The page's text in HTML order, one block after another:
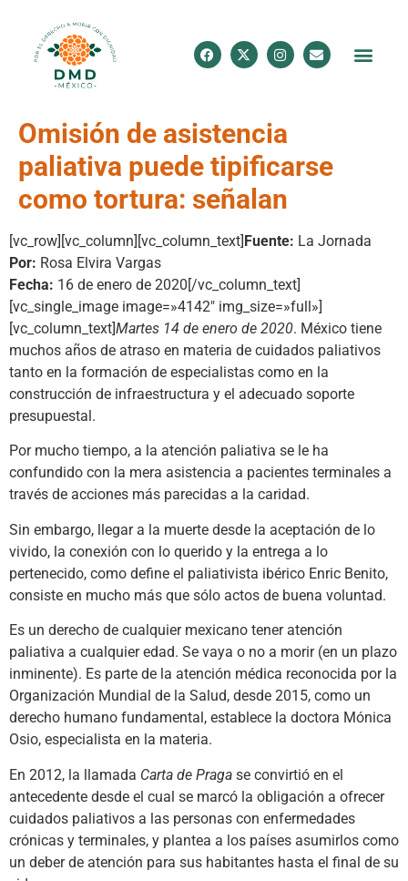
Omisión de asistencia
paliativa puede tipificarse
como tortura: señalan
[vc_row][vc_column][vc_column_text]Fuente: La Jornada
Por: Rosa Elvira Vargas
Fecha: 16 de enero de 2020[/vc_column_text]
[vc_single_image image=»4142″ img_size=»full»]
[vc_column_text]Martes 14 de enero de 2020. México tiene
muchos años de atraso en materia de cuidados paliativos
tanto en la formación de especialistas como en la
construcción de infraestructura y el adecuado soporte
presupuestal.
Por mucho tiempo, a la atención paliativa se le ha
confundido con la mera asistencia a pacientes terminales a
través de acciones más parecidas a la caridad.
Sin embargo, llegar a la muerte desde la aceptación de lo
vivido, la conexión con lo querido y la entrega a lo
pertenecido, como define el paliativista ibérico Enric Benito,
consiste en mucho más que sólo actos de buena voluntad.
Es un derecho de cualquier mexicano tener atención
paliativa a cualquier edad. Se vaya o no a morir (en un plazo
inminente). Es parte de la atención médica reconocida por la
Organización Mundial de la Salud, desde 2015, como un
derecho humano fundamental, establece la doctora Mónica
Osio, especialista en la materia.
En 2012, la llamada Carta de Praga se convirtió en el
antecedente desde el cual se marcó la obligación a ofrecer
cuidados paliativos a las personas con enfermedades
crónicas y terminales, y plantea a los países asumirlos como
un deber de atención para sus habitantes hasta el final de su